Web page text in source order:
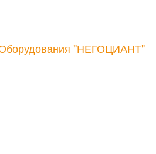
"НЕГОЦИАНТ"